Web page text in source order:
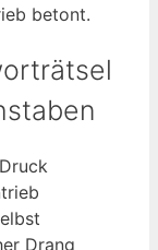
betont.
Drang